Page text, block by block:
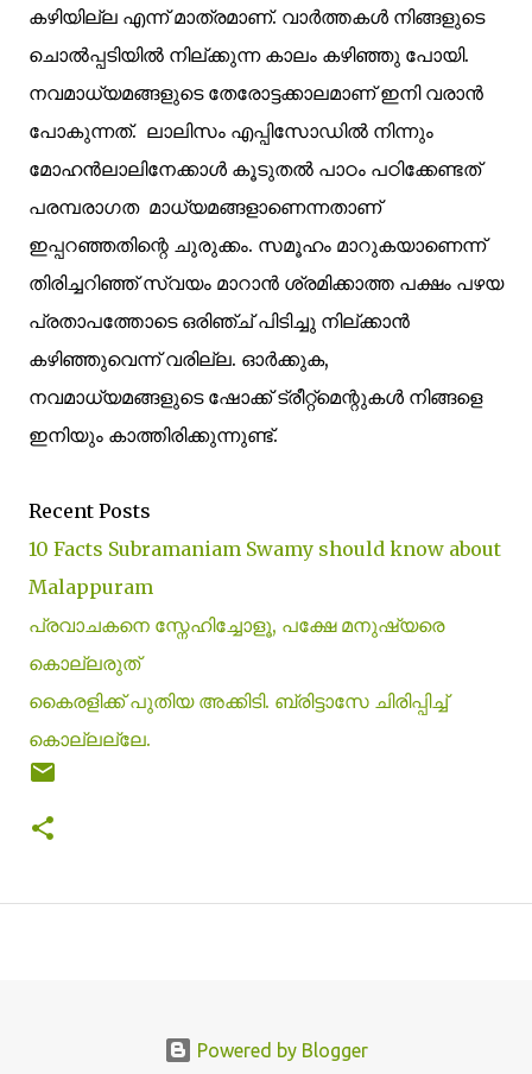
കഴിയില്ല എന്ന് മാത്രമാണ്. വാർത്തകൾ നിങ്ങളുടെ
ചൊൽപ്പടിയിൽ നില്ക്കുന്ന കാലം കഴിഞ്ഞു പോയി.
നവമാധ്യമങ്ങളുടെ തേരോട്ടക്കാലമാണ് ഇനി വരാൻ
പോകുന്നത്. ലാലിസം എപ്പിസോഡിൽ നിന്നും
മോഹൻലാലിനേക്കാൾ കൂടുതൽ പാഠം പഠിക്കേണ്ടത്
പരമ്പരാഗത മാധ്യമങ്ങളാണെന്നതാണ്
ഇപ്പറഞ്ഞതിന്റെ ചുരുക്കം. സമൂഹം മാറുകയാണെന്ന്
തിരിച്ചറിഞ്ഞ് സ്വയം മാറാൻ ശ്രമിക്കാത്ത പക്ഷം പഴയ
പ്രതാപത്തോടെ ഒരിഞ്ച് പിടിച്ചു നില്ക്കാൻ
കഴിഞ്ഞുവെന്ന് വരില്ല. ഓർക്കുക,
നവമാധ്യമങ്ങളുടെ ഷോക്ക് ട്രീറ്റ്മെന്റുകൾ നിങ്ങളെ
ഇനിയും കാത്തിരിക്കുന്നുണ്ട്.
Recent Posts
10 Facts Subramaniam Swamy should know about
Malappuram
പ്രവാചകനെ സ്നേഹിച്ചോളൂ, പക്ഷേ മനുഷ്യരെ
കൊല്ലരുത്
കൈരളിക്ക് പുതിയ അക്കിടി. ബ്രിട്ടാസേ ചിരിപ്പിച്ച്
കൊല്ലല്ലേ.
Powered by Blogger